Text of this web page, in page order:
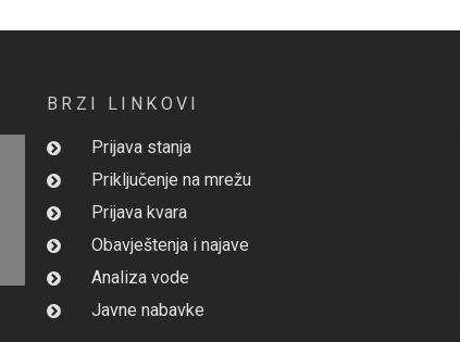
BRZI LINKOVI
Prijava stanja
Priključenje na mrežu
Prijava kvara
Obavještenja i najave
Analiza vode
Javne nabavke